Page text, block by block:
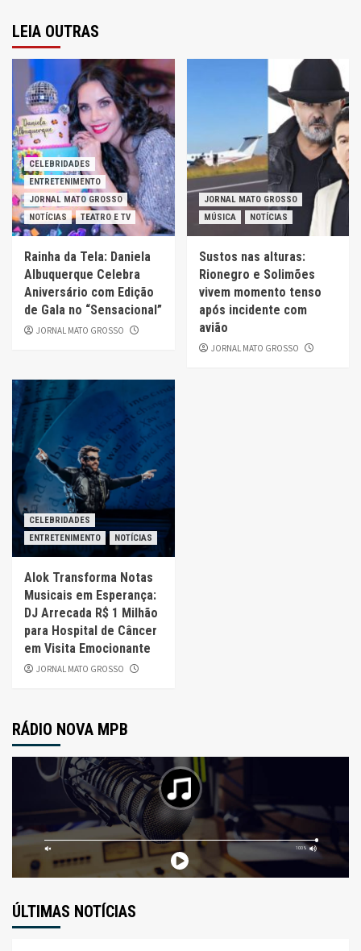
LEIA OUTRAS
CELEBRIDADES
ENTRETENIMENTO
JORNAL MATO GROSSO
NOTÍCIAS
TEATRO E TV
Rainha da Tela: Daniela
Albuquerque Celebra
Aniversário com Edição
de Gala no “Sensacional”
JORNAL MATO GROSSO
JORNAL MATO GROSSO
MÚSICA
NOTÍCIAS
Sustos nas alturas:
Rionegro e Solimões
vivem momento tenso
após incidente com
avião
JORNAL MATO GROSSO
CELEBRIDADES
ENTRETENIMENTO
NOTÍCIAS
Alok Transforma Notas
Musicais em Esperança:
DJ Arrecada R$ 1 Milhão
para Hospital de Câncer
em Visita Emocionante
JORNAL MATO GROSSO
RÁDIO NOVA MPB
ÚLTIMAS NOTÍCIAS